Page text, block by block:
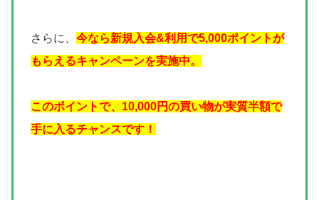
さらに、 今なら新規入会&利用で5,000ポイントが
もらえるキャンペーンを実施中。
このポイントで、10,000円の買い物が実質半額で
手に入るチャンスです！